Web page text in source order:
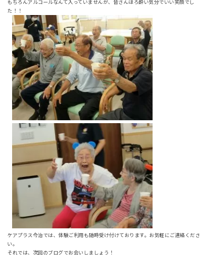
もちろんアルコールなんて入っていませんが、皆さんほろ酔い気分でいい笑顔でし
た！！
ケアプラス今治では、体験ご利用も随時受け付けております。お気軽にご連絡くださ
い。
それでは、次回のブログでお会いしましょう！